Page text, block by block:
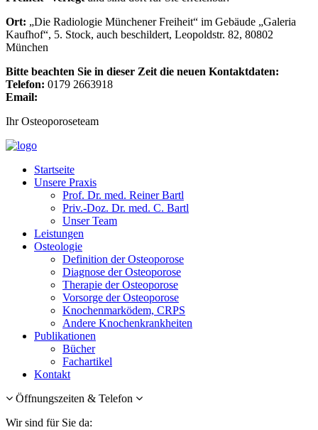
Ort: „Die Radiologie Münchener Freiheit“ im Gebäude „Galeria
Kaufhof“, 5. Stock, auch beschildert, Leopoldstr. 82, 80802
München
Bitte beachten Sie in dieser Zeit die neuen Kontaktdaten:
Telefon: 0179 2663918
Email:
Ihr Osteoporoseteam
Startseite
Unsere Praxis
Prof. Dr. med. Reiner Bartl
Priv.-Doz. Dr. med. C. Bartl
Unser Team
Leistungen
Osteologie
Definition der Osteoporose
Diagnose der Osteoporose
Therapie der Osteoporose
Vorsorge der Osteoporose
Knochenmarködem, CRPS
Andere Knochenkrankheiten
Publikationen
Bücher
Fachartikel
Kontakt
Öffnungszeiten & Telefon
Wir sind für Sie da: